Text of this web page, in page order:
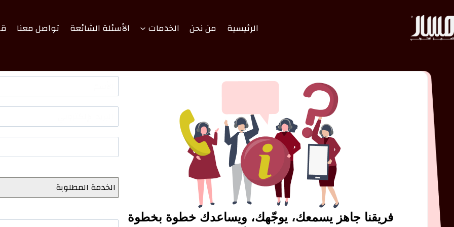
الرئيسية من نحن الخدمات الأسئلة الشائعة تواصل معنا
فريقنا جاهز يسمعك، يوجّهك، ويساعدك خطوة بخطوة
الخدمة المطلوبة